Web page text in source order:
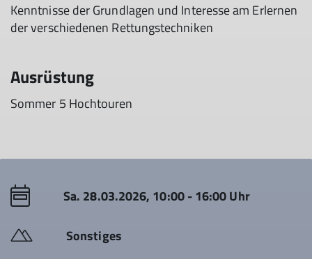
Kenntnisse der Grundlagen und Interesse am Erlernen
der verschiedenen Rettungstechniken
Ausrüstung
Sommer 5 Hochtouren
Sa. 28.03.2026, 10:00 - 16:00 Uhr
Sonstiges